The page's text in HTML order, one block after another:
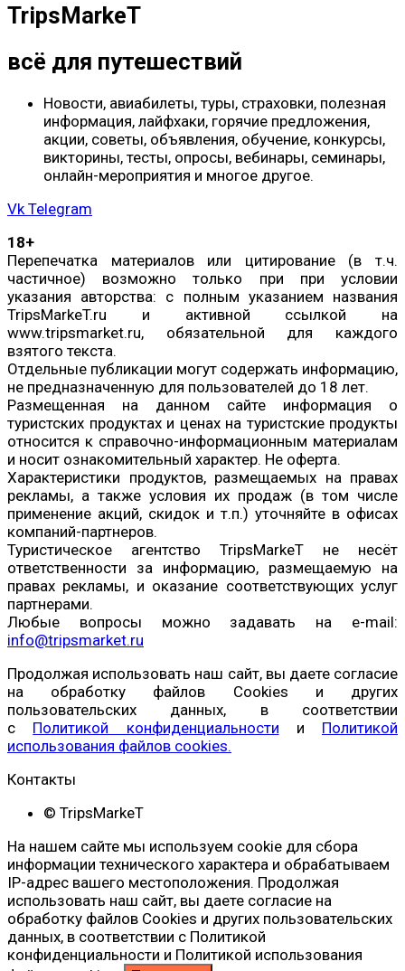
TripsMarkeT
всё для путешествий
Новости, авиабилеты, туры, страховки, полезная
информация, лайфхаки, горячие предложения,
акции, советы, объявления, обучение, конкурсы,
викторины, тесты, опросы, вебинары, семинары,
онлайн-мероприятия и многое другое.
Vk Telegram
18+
Перепечатка материалов или цитирование (в т.ч.
частичное) возможно только при при условии
указания авторства: с полным указанием названия
TripsMarkeT.ru и активной ссылкой на
www.tripsmarket.ru, обязательной для каждого
взятого текста.
Отдельные публикации могут содержать информацию,
не предназначенную для пользователей до 18 лет.
Размещенная на данном сайте информация о
туристских продуктах и ценах на туристские продукты
относится к справочно-информационным материалам
и носит ознакомительный характер. Не оферта.
Характеристики продуктов, размещаемых на правах
рекламы, а также условия их продаж (в том числе
применение акций, скидок и т.п.) уточняйте в офисах
компаний-партнеров.
Туристическое агентство TripsMarkeT не несёт
ответственности за информацию, размещаемую на
правах рекламы, и оказание соответствующих услуг
партнерами.
Любые вопросы можно задавать на e-mail:
info@tripsmarket.ru
Продолжая использовать наш сайт, вы даете согласие
на обработку файлов Cookies и других
пользовательских данных, в соответствии
с Политикой конфиденциальности и Политикой
использования файлов cookies.
Контакты
© TripsMarkeT
На нашем сайте мы используем cookie для сбора
информации технического характера и обрабатываем
IP-адрес вашего местоположения. Продолжая
использовать наш сайт, вы даете согласие на
обработку файлов Cookies и других пользовательских
данных, в соответствии с Политикой
конфиденциальности и Политикой использования